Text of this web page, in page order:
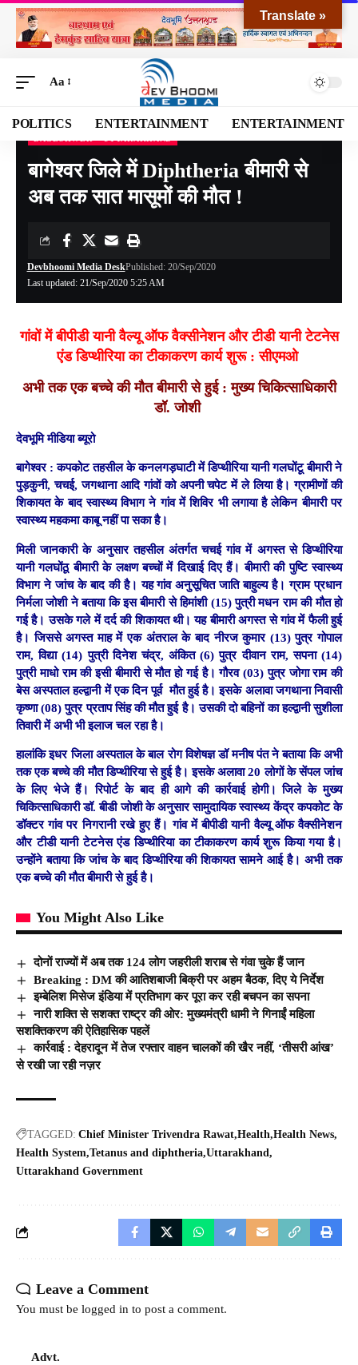
Aa
POLITICS ENTERTAINMENT ENTERTAINMENT
Devbhoomi Media>Blog >NATIONAL UTTARAKHAND>BAGESHWER
बागेश्वर जिले में Diphtheria बीमारी से
अब तक सात मासूमों की मौत !
Last updated: 21/Sep/2020 5:25 AM
Devbhoomi Media DeskPublished: 20/Sep/2020
गांवों में बीपीडी यानी वैल्यू ऑफ वैक्सीनेशन और टीडी यानी टेटनेस
एंड डिप्थीरिया का टीकाकरण कार्य शुरू : सीएमओ
अभी तक एक बच्चे की मौत बीमारी से हुई : मुख्य चिकित्साधिकारी
डॉ. जोशी
देवभूमि मीडिया ब्यूरो
बागेश्वर : कपकोट तहसील के कनलगड़घाटी में डिप्थीरिया यानी गलघोंटू बीमारी ने
पुड़कुनी, चचई, जगथाना आदि गांवों को अपनी चपेट में ले लिया है। ग्रामीणों की
शिकायत के बाद स्वास्थ्य विभाग ने गांव में शिविर भी लगाया है लेकिन बीमारी पर
स्वास्थ्य महकमा काबू नहीं पा सका है।
मिली जानकारी के अनुसार तहसील अंतर्गत चचई गांव में अगस्त से डिप्थीरिया
यानी गलघोंठू बीमारी के लक्षण बच्चों में दिखाई दिए हैं। बीमारी की पुष्टि स्वास्थ्य
विभाग ने जांच के बाद की है। यह गांव अनुसूचित जाति बाहुल्य है। ग्राम प्रधान
निर्मला जोशी ने बताया कि इस बीमारी से हिमांशी (15) पुत्री मधन राम की मौत हो
गई है। उसके गले में दर्द की शिकायत थी। यह बीमारी अगस्त से गांव में फैली हुई
है। जिससे अगस्त माह में एक अंतराल के बाद नीरज कुमार (13) पुत्र गोपाल
राम, विद्या (14) पुत्री दिनेश चंद्र, अंकित (6) पुत्र दीवान राम, सपना (14)
पुत्री माधो राम की इसी बीमारी से मौत हो गई है। गौरव (03) पुत्र जोगा राम की
बेस अस्पताल हल्द्वानी में एक दिन पूर्व मौत हुई है। इसके अलावा जगथाना निवासी
कृष्णा (08) पुत्र प्रताप सिंह की मौत हुई है। उसकी दो बहिनों का हल्द्वानी सुशीला
तिवारी में अभी भी इलाज चल रहा है।
हालांकि इधर जिला अस्पताल के बाल रोग विशेषज्ञ डॉ मनीष पंत ने बताया कि अभी
तक एक बच्चे की मौत डिप्थीरिया से हुई है। इसके अलावा 20 लोगों के सेंपल जांच
के लिए भेजे हैं। रिपोर्ट के बाद ही आगे की कार्रवाई होगी। जिले के मुख्य
चिकित्साधिकारी डॉ. बीडी जोशी के अनुसार सामुदायिक स्वास्थ्य केंद्र कपकोट के
डॉक्टर गांव पर निगरानी रखे हुए हैं। गांव में बीपीडी यानी वैल्यू ऑफ वैक्सीनेशन
और टीडी यानी टेटनेस एंड डिप्थीरिया का टीकाकरण कार्य शुरू किया गया है।
उन्होंने बताया कि जांच के बाद डिप्थीरिया की शिकायत सामने आई है। अभी तक
एक बच्चे की मौत बीमारी से हुई है।
You Might Also Like
दोनों राज्यों में अब तक 124 लोग जहरीली शराब से गंवा चुके हैं जान
Breaking : DM की आतिशबाजी बिक्री पर अहम बैठक, दिए ये निर्देश
इम्बेलिश मिसेज इंडिया में प्रतिभाग कर पूरा कर रही बचपन का सपना
नारी शक्ति से सशक्त राष्ट्र की ओर: मुख्यमंत्री धामी ने गिनाईं महिला
सशक्तिकरण की ऐतिहासिक पहलें
कार्रवाई : देहरादून में तेज रफ्तार वाहन चालकों की खैर नहीं, ‘तीसरी आंख’
से रखी जा रही नज़र
TAGGED: Chief Minister Trivendra Rawat Health Health News
Health System Tetanus and diphtheria Uttarakhand
Uttarakhand Government
Leave a Comment
You must be logged in to post a comment.
Advt.
Translate »